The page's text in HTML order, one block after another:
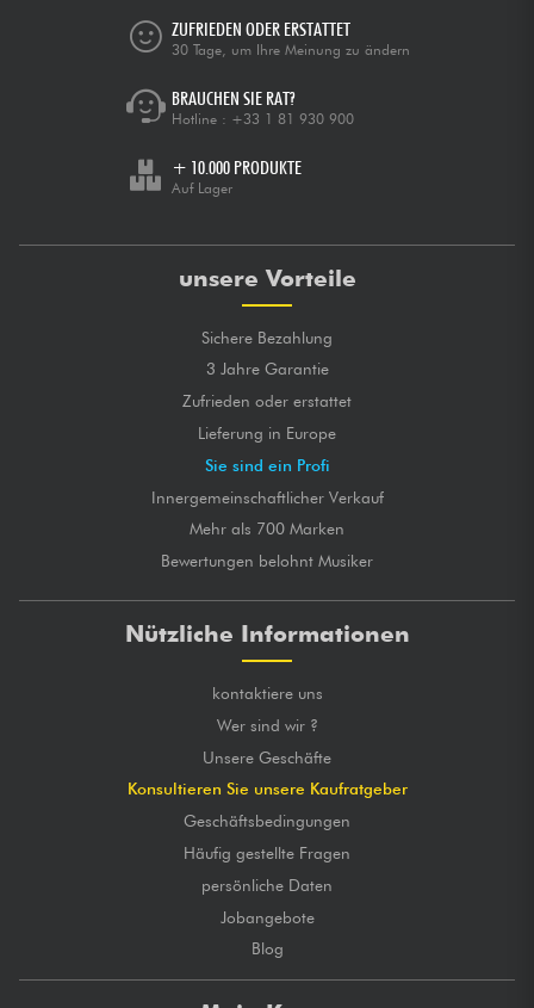
ZUFRIEDEN ODER ERSTATTET
30 Tage, um Ihre Meinung zu ändern
BRAUCHEN SIE RAT?
Hotline : +33 1 81 930 900
+ 10.000 PRODUKTE
Auf Lager
unsere Vorteile
Sichere Bezahlung
3 Jahre Garantie
Zufrieden oder erstattet
Lieferung in Europe
Sie sind ein Profi
Innergemeinschaftlicher Verkauf
Mehr als 700 Marken
Bewertungen belohnt Musiker
Nützliche Informationen
kontaktiere uns
Wer sind wir ?
Unsere Geschäfte
Konsultieren Sie unsere Kaufratgeber
Geschäftsbedingungen
Häufig gestellte Fragen
persönliche Daten
Jobangebote
Blog